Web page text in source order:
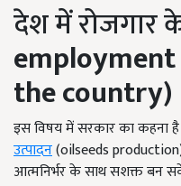
देश में रोजगार
the country)
इस विषय में सरकार का कहना
उत्पादन(oilseeds
आत्मनिर्भर के साथ सशक्त बन